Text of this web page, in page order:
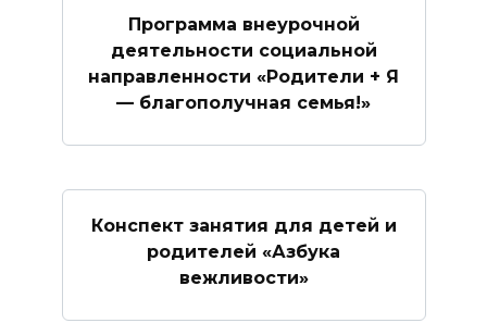
Программа внеурочной
деятельности социальной
направленности «Родители + Я
— благополучная семья!»
Конспект занятия для детей и
родителей «Азбука
вежливости»